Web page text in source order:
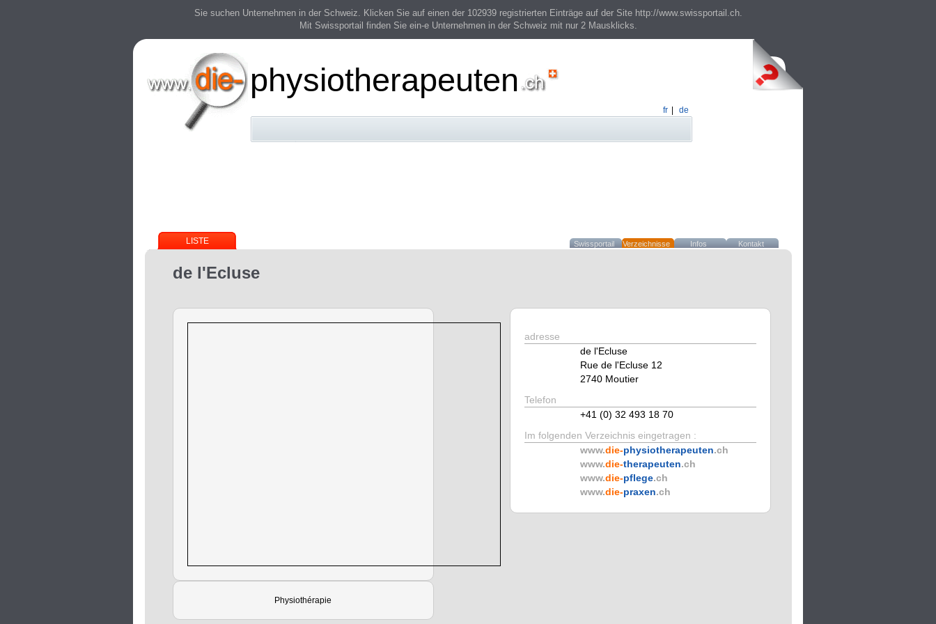
Sie suchen Unternehmen in der Schweiz. Klicken Sie auf einen der 102939 registrierten Einträge auf der Site http://www.swissportail.ch.
Mit Swissportail finden Sie ein-e Unternehmen in der Schweiz mit nur 2 Mausklicks.
physiotherapeuten
fr de
LISTE Swissportail Verzeichnisse Infos Kontakt
de l'Ecluse
Physiothérapie
adresse
de l'Ecluse
Rue de l'Ecluse 12
2740 Moutier
Telefon
+41 (0) 32 493 18 70
Im folgenden Verzeichnis eingetragen :
www.die-physiotherapeuten.ch
www.die-therapeuten.ch
www.die-pflege.ch
www.die-praxen.ch